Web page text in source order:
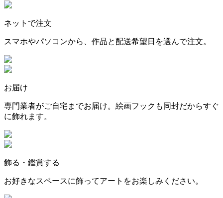
ネットで注文
スマホやパソコンから、作品と配送希望日を選んで注文。
お届け
専門業者がご自宅までお届け。絵画フックも同封だからすぐ
に飾れます。
飾る・鑑賞する
お好きなスペースに飾ってアートをお楽しみください。